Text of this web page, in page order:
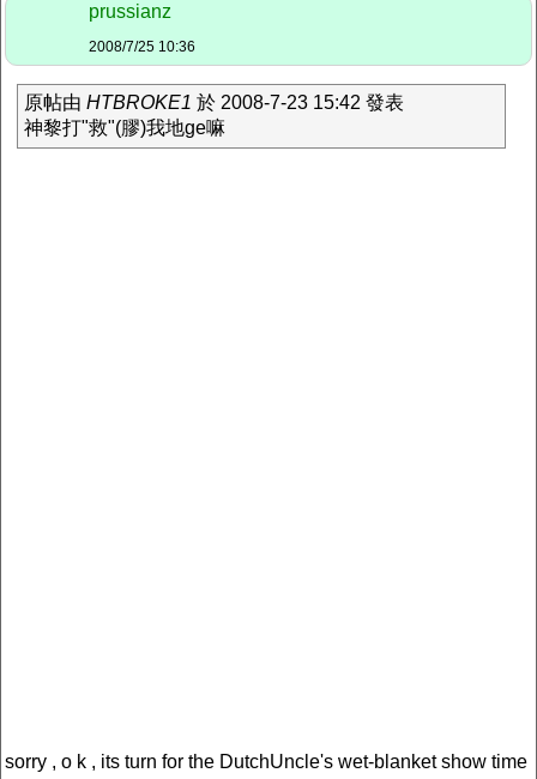
prussianz
2008/7/25 10:36
原帖由 HTBROKE1 於 2008-7-23 15:42 發表
神黎打"救"(膠)我地ge嘛
sorry , o k , its turn for the DutchUncle's wet-blanket show time